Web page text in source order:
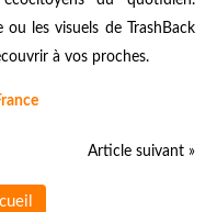
les visuels de TrashBack
à vos proches.
Article suivant »